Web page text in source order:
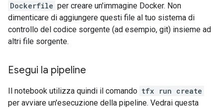
Dockerfile per creare un'immagine Docker. Non
dimenticare di aggiungere questi file al tuo sistema di
controllo del codice sorgente (ad esempio, git) insieme ad
altri file sorgente.
Esegui la pipeline
Il notebook utilizza quindi il comando tfx run create
per avviare un'esecuzione della pipeline. Vedrai questa